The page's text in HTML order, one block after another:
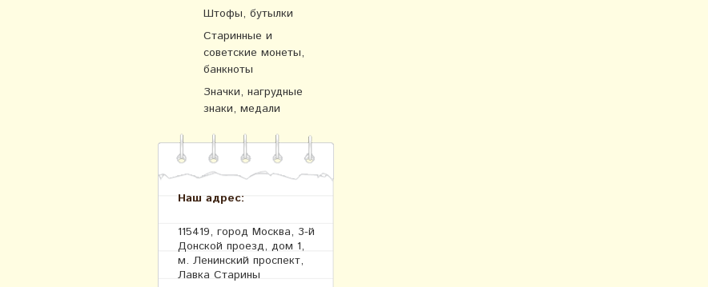
Штофы, бутылки
Старинные и
советские монеты,
банкноты
Значки, нагрудные
знаки, медали
Наш адрес:
115419, город Москва, 3-й
Донской проезд, дом 1,
м. Ленинский проспект,
Лавка Старины